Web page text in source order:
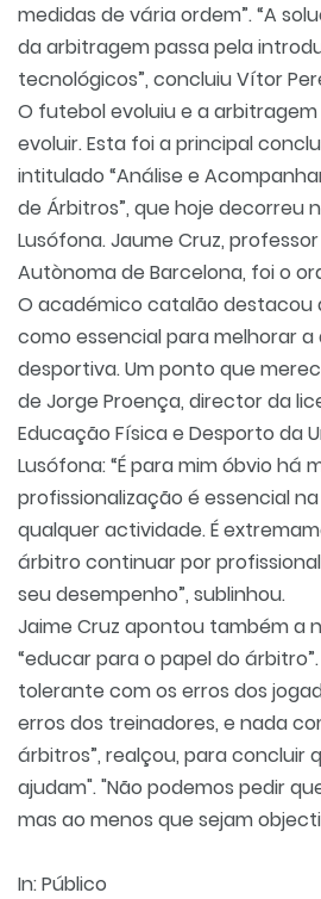
medidas de vária ordem”. “A
da arbitragem passa pela
tecnológicos”, concluiu Vítor
O futebol evoluiu e a
evoluir. Esta foi a principal
intitulado “Análise e
de Árbitros”, que hoje decorreu
Lusófona. Jaume Cruz,
Autònoma de Barcelona, foi o
O académico catalão destacou
como essencial para melhorar
desportiva. Um ponto que
de Jorge Proença, director da
Educação Física e Desporto da
Lusófona: “É para mim óbvio há
profissionalização é essencial
qualquer actividade. É
árbitro continuar por
seu desempenho”, sublinhou.
Jaime Cruz apontou também a
“educar para o papel do
tolerante com os erros dos
erros dos treinadores, e nada
árbitros”, realçou, para concluir
ajudam". "Não podemos pedir
mas ao menos que sejam
In: Público